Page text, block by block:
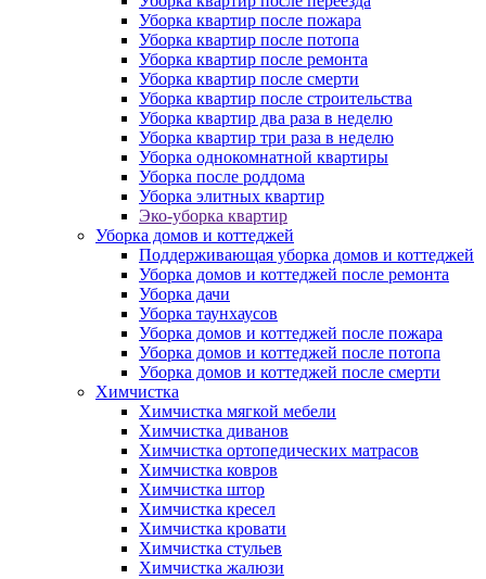
Уборка квартир после пожара
Уборка квартир после потопа
Уборка квартир после ремонта
Уборка квартир после смерти
Уборка квартир после строительства
Уборка квартир два раза в неделю
Уборка квартир три раза в неделю
Уборка однокомнатной квартиры
Уборка после роддома
Уборка элитных квартир
Эко-уборка квартир
Уборка домов и коттеджей
Поддерживающая уборка домов и коттеджей
Уборка домов и коттеджей после ремонта
Уборка дачи
Уборка таунхаусов
Уборка домов и коттеджей после пожара
Уборка домов и коттеджей после потопа
Уборка домов и коттеджей после смерти
Химчистка
Химчистка мягкой мебели
Химчистка диванов
Химчистка ортопедических матрасов
Химчистка ковров
Химчистка штор
Химчистка кресел
Химчистка кровати
Химчистка стульев
Химчистка жалюзи